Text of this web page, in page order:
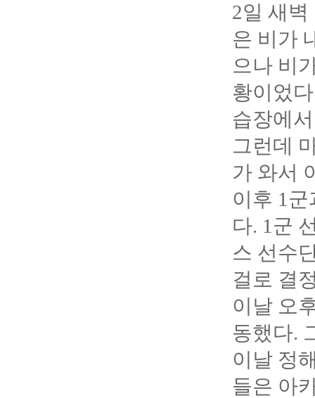
2일 새
은 비가
으나 비
황이었
습장에
그런데
가 와서
이후 1
다. 1군
스 선수
걸로 결
이날 오
동했다.
이날 정
들은 아